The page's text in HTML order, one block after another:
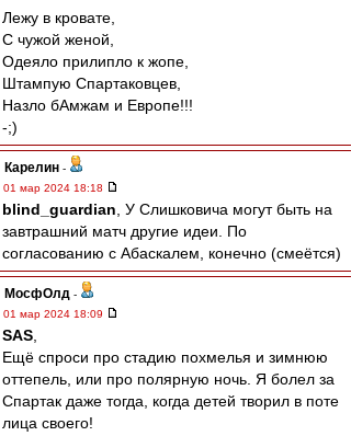
Лежу в кровате,
С чужой женой,
Одеяло прилипло к жопе,
Штампую Спартаковцев,
Назло бАмжам и Европе!!!
-;)
Карелин -
01 мар 2024 18:18
blind_guardian , У Слишковича могут быть на
завтрашний матч другие идеи. По
согласованию с Абаскалем, конечно (смеётся)
МосфОлд -
01 мар 2024 18:09
SAS
Ещё спроси про стадию похмелья и зимнюю
оттепель, или про полярную ночь. Я болел за
Спартак даже тогда, когда детей творил в поте
лица своего!